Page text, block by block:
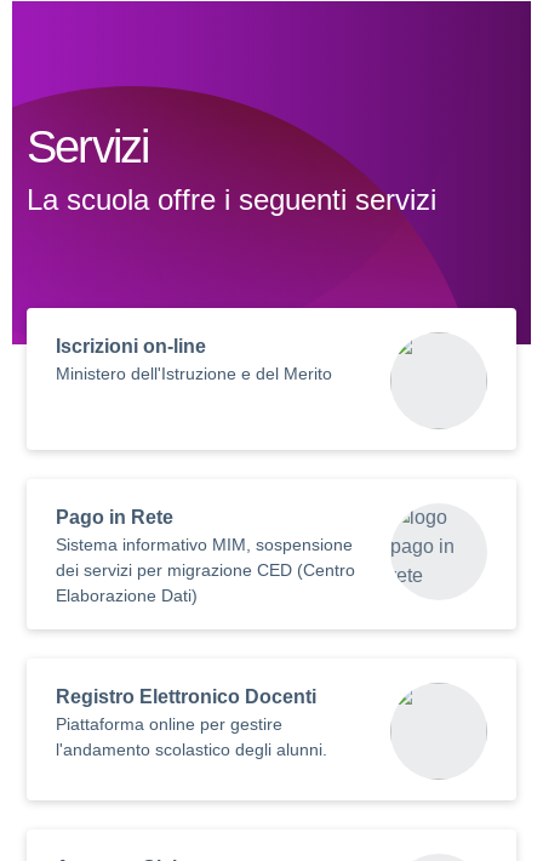
Servizi
La scuola offre i seguenti servizi
Iscrizioni on-line
Ministero dell'Istruzione e del Merito
Pago in Rete
Sistema informativo MIM, sospensione
dei servizi per migrazione CED (Centro
Elaborazione Dati)
Registro Elettronico Docenti
Piattaforma online per gestire
l'andamento scolastico degli alunni.